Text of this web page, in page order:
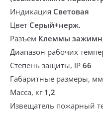
Индикация Световая
Цвет Серый+нерж.
Разъем Клеммы
Диапазон рабочих
Степень защиты, IP 66
Габаритные размеры, мм
Масса, кг 1,2
Извещатель пожарный